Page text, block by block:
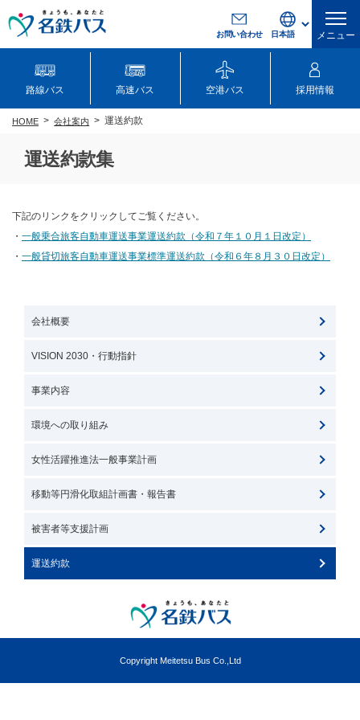
お問い合わせ メニュー
路線バス 高速バス 空港バス 採用情報
HOME 会社案内 運送約款
運送約款集
下記のリンクをクリックしてご覧ください。
・ 一般乗合旅客自動車運送事業運送約款（令和７年１０月１日改定）
・ 一般貸切旅客自動車運送事業標準運送約款（令和６年８月３０日改定）
会社概要
VISION 2030・行動指針
事業内容
環境への取り組み
女性活躍推進法一般事業計画
移動等円滑化取組計画書・報告書
被害者等支援計画
運送約款
Copyright Meitetsu Bus Co.,Ltd